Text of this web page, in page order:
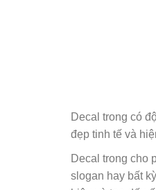
Decal trong có
đẹp tinh tế và
Decal trong cho
slogan hay bất